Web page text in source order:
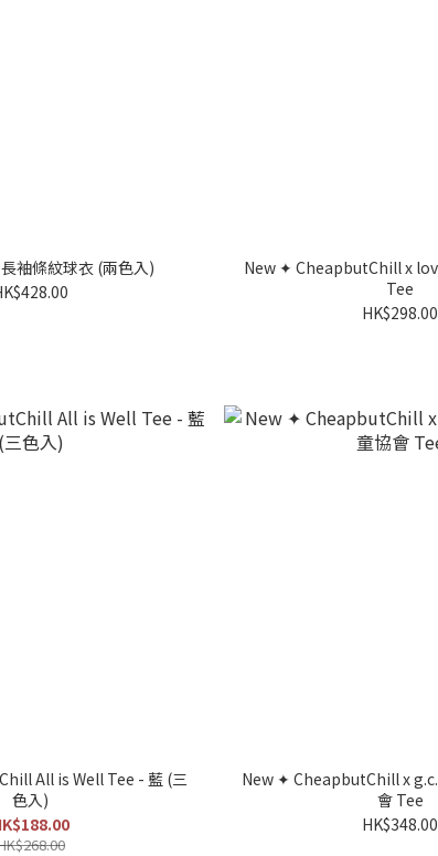
袖條紋球衣 (兩色入)
New ✦ CheapbutChill x
Tee
HK$298.00
All is Well Tee - 藍 (三
色入)
New ✦ CheapbutChill x
會 Tee
HK$348.00